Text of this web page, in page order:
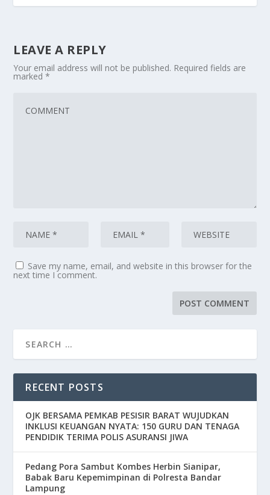
LEAVE A REPLY
Your email address will not be published. Required fields are
marked*
Save my name, email, and website in this browser for the
next time I comment.
RECENT POSTS
OJK BERSAMA PEMKAB PESISIR BARAT WUJUDKAN
INKLUSI KEUANGAN NYATA: 150 GURU DAN TENAGA
PENDIDIK TERIMA POLIS ASURANSI JIWA
Pedang Pora Sambut Kombes Herbin Sianipar,
Babak Baru Kepemimpinan di Polresta Bandar
Lampung